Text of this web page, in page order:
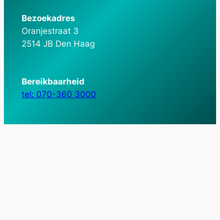
Bezoekadres
Oranjestraat 3
2514 JB Den Haag
Bereikbaarheid
tel: 070-360 3000